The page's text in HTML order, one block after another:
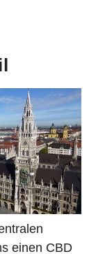
einen CBD